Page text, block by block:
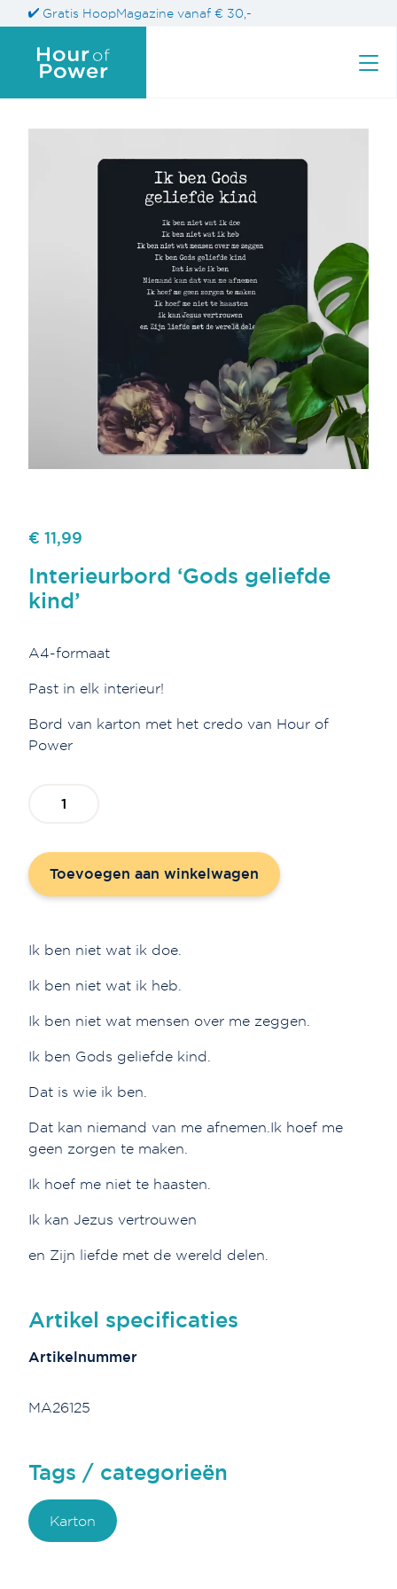
Gratis HoopMagazine vanaf € 30,-
€ 11,99
Interieurbord ‘Gods geliefde
kind’
A4-formaat
Past in elk interieur!
Bord van karton met het credo van Hour of
Power
'Gods
kind'
aantalToevoegen aan winkelwagen
Ik ben niet wat ik doe.
Ik ben niet wat ik heb.
Ik ben niet wat mensen over me zeggen.
Ik ben Gods geliefde kind.
Dat is wie ik ben.
Dat kan niemand van me afnemen.Ik hoef me
geen zorgen te maken.
Ik hoef me niet te haasten.
Ik kan Jezus vertrouwen
en Zijn liefde met de wereld delen.
Artikel specificaties
Artikelnummer
MA26125
Tags / categorieën
Karton